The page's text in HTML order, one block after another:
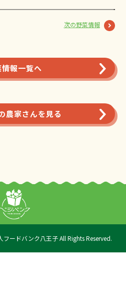
次の野菜情報
情報一覧へ
農家さんを見る
ードバンク八王子 All Rights Reserved.